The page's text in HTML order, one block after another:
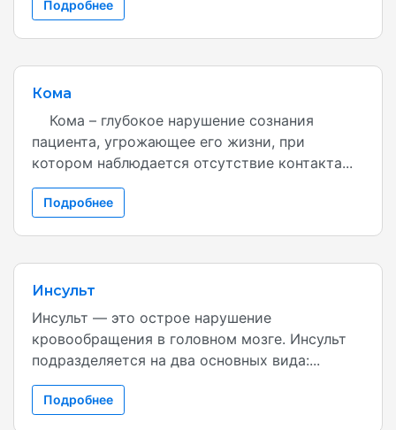
Подробнее
Кома
Кома – глубокое нарушение сознания
пациента, угрожающее его жизни, при
котором наблюдается отсутствие контакта...
Подробнее
Инсульт
Инсульт — это острое нарушение
кровообращения в головном мозге. Инсульт
подразделяется на два основных вида:...
Подробнее